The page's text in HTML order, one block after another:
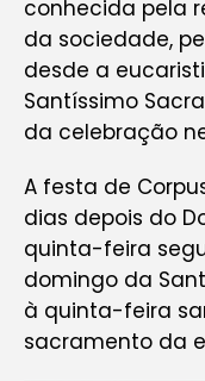
conhecida pela
da sociedade,
desde a
Santíssimo
da celebração
A festa de
dias depois do
quinta-feira
domingo da
à quinta-feira
sacramento da